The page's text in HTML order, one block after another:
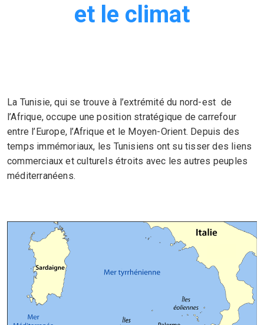
et le climat
La Tunisie, qui se trouve à l’extrémité du nord-est de
l’Afrique, occupe une position stratégique de carrefour
entre l’Europe, l’Afrique et le Moyen-Orient. Depuis des
temps immémoriaux, les Tunisiens ont su tisser des liens
commerciaux et culturels étroits avec les autres peuples
méditerranéens.